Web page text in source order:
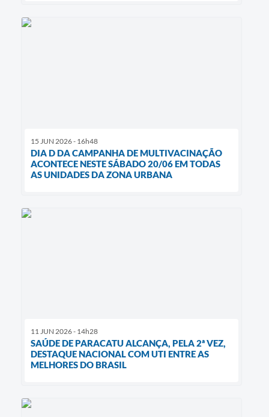
15 JUN 2026 - 16h48
DIA D DA CAMPANHA DE MULTIVACINAÇÃO
ACONTECE NESTE SÁBADO 20/06 EM TODAS
AS UNIDADES DA ZONA URBANA
11 JUN 2026 - 14h28
SAÚDE DE PARACATU ALCANÇA, PELA 2ª VEZ,
DESTAQUE NACIONAL COM UTI ENTRE AS
MELHORES DO BRASIL